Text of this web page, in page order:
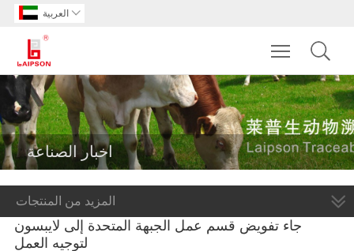
العربية 
Toggle
اخبار الصناعة
المزيد من المنتجات
جاء تفويض قسم عمل الجبهة المتحدة إلى لايبسون
لتوجيه العمل